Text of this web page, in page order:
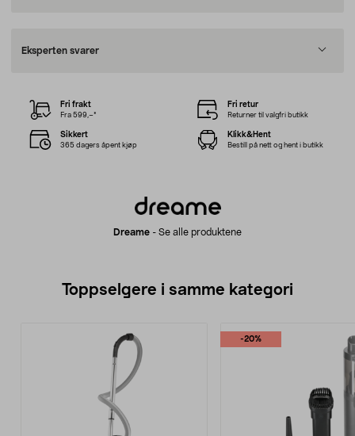
Eksperten svarer
Dreame - Se alle produktene
Fri frakt
Fra 599,–*
Fri retur
Returner til valgfri butikk
Sikkert
365 dagers åpent kjøp
Klikk&Hent
Bestill på nett og hent i butikk
Toppselgere i samme kategori
-20%